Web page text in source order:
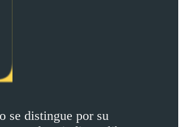
se distingue por su